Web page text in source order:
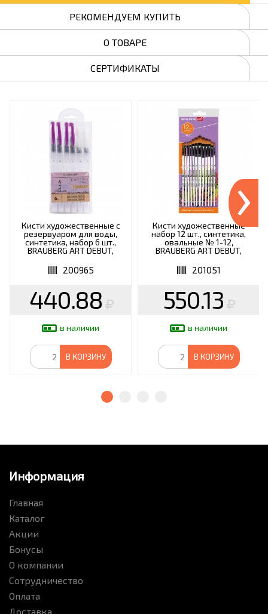
РЕКОМЕНДУЕМ КУПИТЬ
О ТОВАРЕ
СЕРТИФИКАТЫ
Кисти художественные с
резервуаром для воды,
синтетика, набор 6 шт.,
BRAUBERG ART DEBUT,
200965
440.88
в наличии
В КОРЗИНУ
Кисти художественные
набор 12 шт., синтетика,
овальные № 1-12,
BRAUBERG ART DEBUT,
201051
550.13
в наличии
В КОРЗИНУ
›
Информация
Главная
Каталог
Акции
Бонусы
О компании
Сотрудничество
Оплата
Доставка